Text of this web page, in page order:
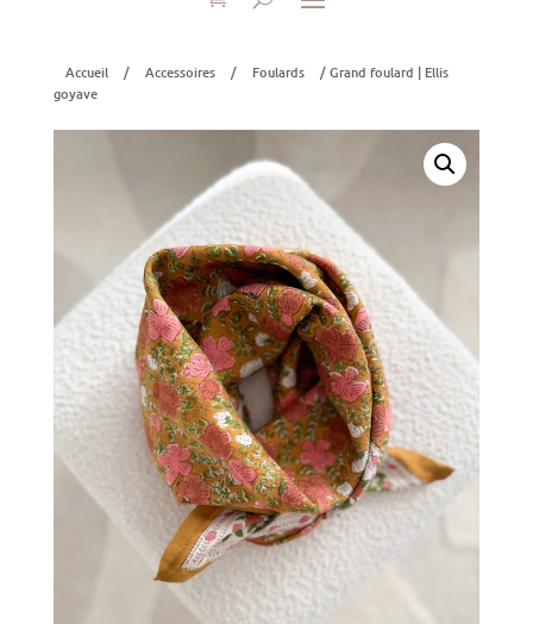
Accueil / Accessoires / Foulards
/ Grand foulard | Ellis
goyave